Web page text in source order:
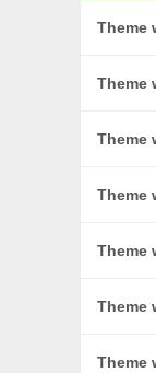
Theme
Theme
Theme
Theme
Theme
Theme
Theme